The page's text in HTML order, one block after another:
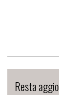
Resta